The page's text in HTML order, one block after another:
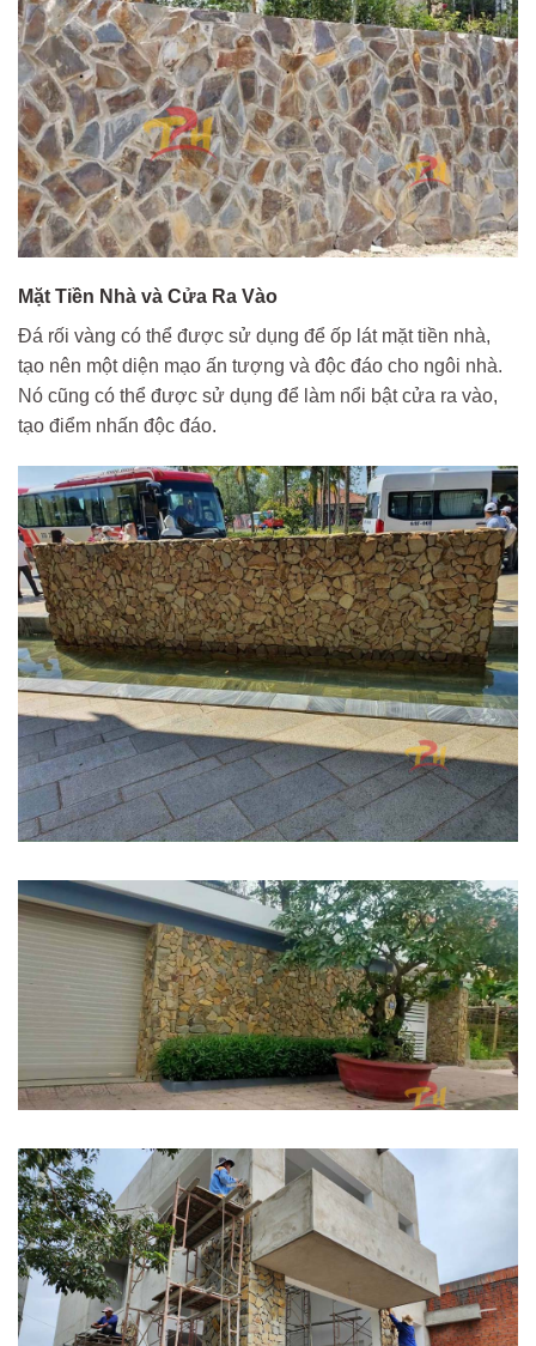
Mặt Tiền Nhà và Cửa Ra Vào
Đá rối vàng có thể được sử dụng để ốp lát mặt tiền nhà,
tạo nên một diện mạo ấn tượng và độc đáo cho ngôi nhà.
Nó cũng có thể được sử dụng để làm nổi bật cửa ra vào,
tạo điểm nhấn độc đáo.